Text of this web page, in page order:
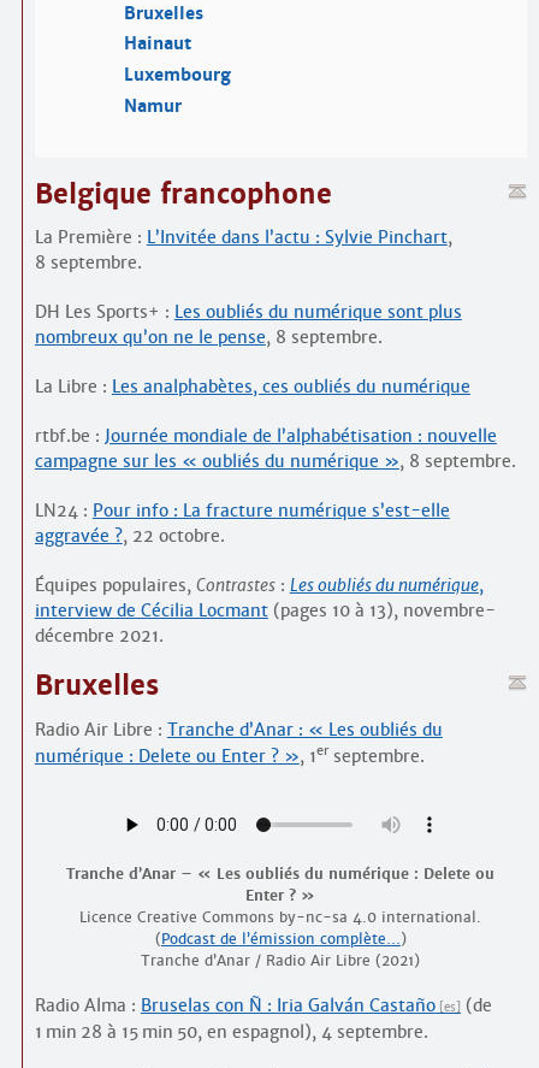
Bruxelles
Hainaut
Luxembourg
Namur
Belgique francophone
La Première : L’Invitée dans l’actu : Sylvie Pinchart,
8 septembre.
DH Les Sports+ : Les oubliés du numérique sont plus
nombreux qu’on ne le pense, 8 septembre.
La Libre : Les analphabètes, ces oubliés du numérique
rtbf.be : Journée mondiale de l’alphabétisation : nouvelle
campagne sur les « oubliés du numérique », 8 septembre.
LN24 : Pour info : La fracture numérique s’est-elle
aggravée ?, 22 octobre.
Équipes populaires, Contrastes: Les oubliés du numérique,
interview de Cécilia Locmant(pages 10 à 13), novembre-
décembre 2021.
Bruxelles
Radio Air Libre : Tranche d’Anar : « Les oubliés du
numérique : Delete ou Enter ? », 1erseptembre.
Tranche d’Anar – « Les oubliés du numérique : Delete ou
Enter ? »
Licence Creative Commons by-nc-sa 4.0 international.
(Podcast de l’émission complète…)
Tranche d’Anar / Radio Air Libre (2021)
Radio Alma : Bruselas con Ñ : Iria Galván Castaño
(de
1 min 28 à 15 min 50, en espagnol), 4 septembre.